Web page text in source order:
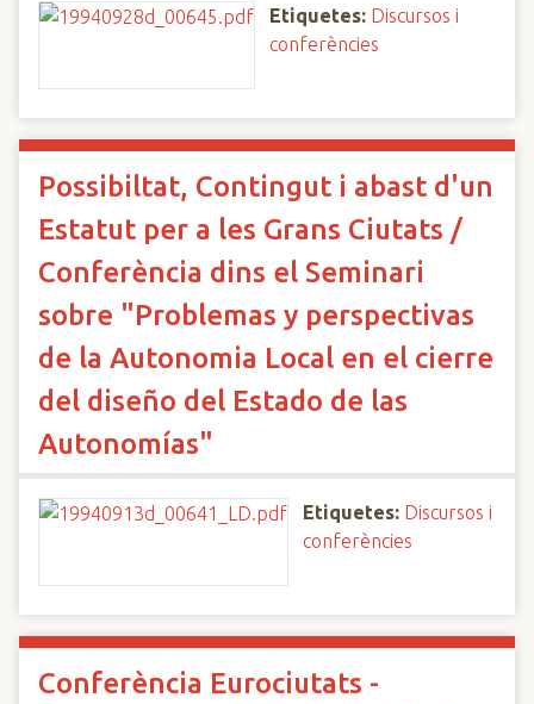
Etiquetes: Discursos i
conferències
Possibiltat, Contingut i abast d'un
Estatut per a les Grans Ciutats /
Conferència dins el Seminari
sobre "Problemas y perspectivas
de la Autonomia Local en el cierre
del diseño del Estado de las
Autonomías"
Etiquetes: Discursos i
conferències
Conferència Eurociutats -